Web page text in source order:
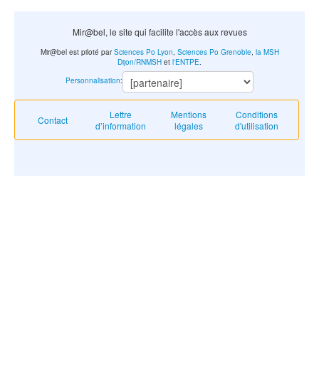
Mir@bel, le site qui facilite l'accès aux revues
Contact
Lettre
d’information
Mentions
légales
Conditions
d'utilisation
Mir@bel est piloté parSciences Po Lyon, Sciences Po Grenoble, la MSH
Dijon/RNMSH et l'ENTPE.
Personnalisation: